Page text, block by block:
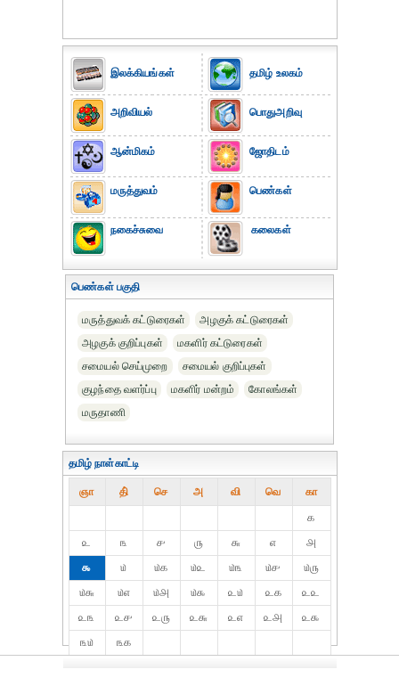
இலக்கியங்கள்
அறிவியல்
ஆன்மிகம்
மருத்துவம்
நகைச்சுவை
தமிழ் உலகம்
பொதுஅறிவு
ஜோதிடம்
பெண்கள்
கலைகள்
பெண்கள் பகுதி
மருத்துவக் கட்டுரைகள்
அழகுக் கட்டுரைகள்
அழகுக் குறிப்புகள்
மகளிர் கட்டுரைகள்
சமையல் செய்முறை
சமையல் குறிப்புகள்
குழந்தை வளர்ப்பு
மகளிர் மன்றம்
கோலங்கள்
மருதாணி
தமிழ் நாள்காட்டி
ஞா தி் செ அ வி வெ கா
௧
௨
௩ ௪ ௫ ௬ ௭
௮
௯
௰ ௰௧ ௰௨ ௰௩ ௰௪
௰௫
௰௬
௰௭ ௰௮ ௰௯ ௨௰ ௨௧
௨௨
௨௩
௨௪ ௨௫ ௨௬ ௨௭ ௨௮
௨௯
௩௰
௩௧